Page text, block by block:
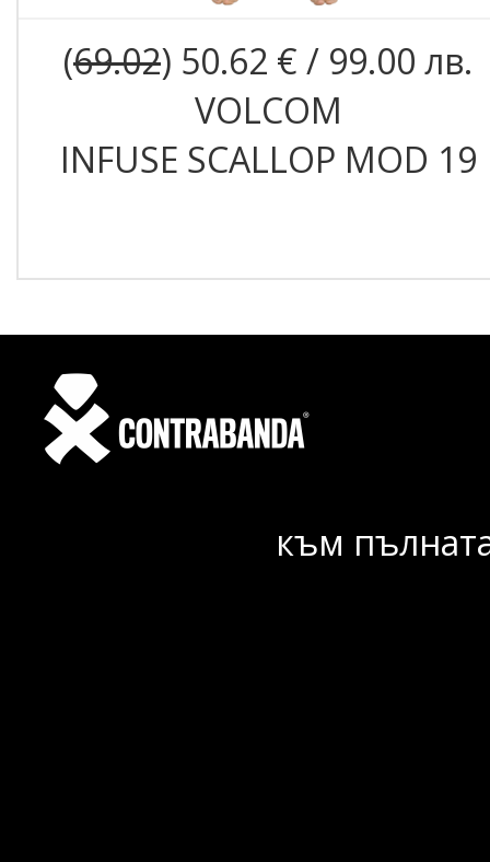
(69.02) 50.62 € / 99.00 лв.
VOLCOM
INFUSE SCALLOP MOD 19
към